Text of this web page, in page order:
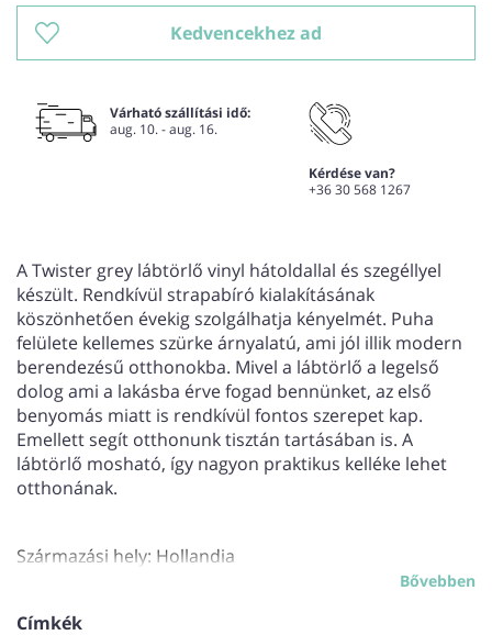
Kedvencekhez ad
Várható szállítási idő:
aug. 10. - aug. 16.
Kérdése van?
+36 30 568 1267
A Twister grey lábtörlő vinyl hátoldallal és szegéllyel
készült. Rendkívül strapabíró kialakításának
köszönhetően évekig szolgálhatja kényelmét. Puha
felülete kellemes szürke árnyalatú, ami jól illik modern
berendezésű otthonokba. Mivel a lábtörlő a legelső
dolog ami a lakásba érve fogad bennünket, az első
benyomás miatt is rendkívül fontos szerepet kap.
Emellett segít otthonunk tisztán tartásában is. A
lábtörlő mosható, így nagyon praktikus kelléke lehet
otthonának.
Származási hely: Hollandia
Bővebben
Címkék